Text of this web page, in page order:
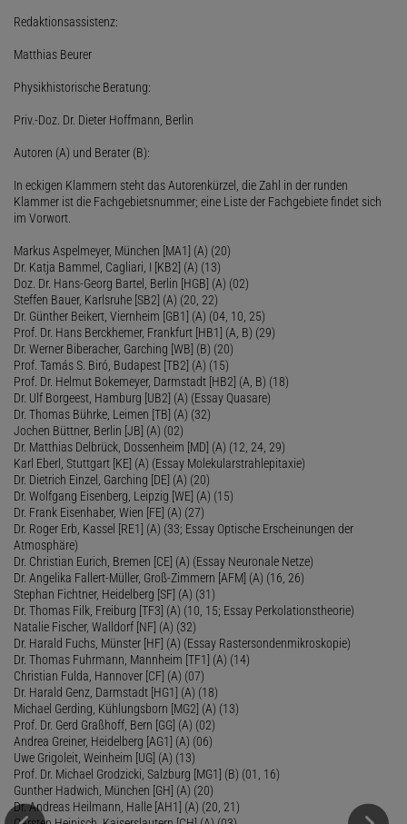
Redaktionsassistenz:
Matthias Beurer
Physikhistorische Beratung:
Priv.-Doz. Dr. Dieter Hoffmann, Berlin
Autoren (A) und Berater (B):
In eckigen Klammern steht das Autorenkürzel, die Zahl in der runden
Klammer ist die Fachgebietsnummer; eine Liste der Fachgebiete findet sich
im Vorwort.
Markus Aspelmeyer, München [MA1] (A) (20)
Dr. Katja Bammel, Cagliari, I [KB2] (A) (13)
Doz. Dr. Hans-Georg Bartel, Berlin [HGB] (A) (02)
Steffen Bauer, Karlsruhe [SB2] (A) (20, 22)
Dr. Günther Beikert, Viernheim [GB1] (A) (04, 10, 25)
Prof. Dr. Hans Berckhemer, Frankfurt [HB1] (A, B) (29)
Dr. Werner Biberacher, Garching [WB] (B) (20)
Prof. Tamás S. Biró, Budapest [TB2] (A) (15)
Prof. Dr. Helmut Bokemeyer, Darmstadt [HB2] (A, B) (18)
Dr. Ulf Borgeest, Hamburg [UB2] (A) (Essay Quasare)
Dr. Thomas Bührke, Leimen [TB] (A) (32)
Jochen Büttner, Berlin [JB] (A) (02)
Dr. Matthias Delbrück, Dossenheim [MD] (A) (12, 24, 29)
Karl Eberl, Stuttgart [KE] (A) (Essay Molekularstrahlepitaxie)
Dr. Dietrich Einzel, Garching [DE] (A) (20)
Dr. Wolfgang Eisenberg, Leipzig [WE] (A) (15)
Dr. Frank Eisenhaber, Wien [FE] (A) (27)
Dr. Roger Erb, Kassel [RE1] (A) (33; Essay Optische Erscheinungen der
Atmosphäre)
Dr. Christian Eurich, Bremen [CE] (A) (Essay Neuronale Netze)
Dr. Angelika Fallert-Müller, Groß-Zimmern [AFM] (A) (16, 26)
Stephan Fichtner, Heidelberg [SF] (A) (31)
Dr. Thomas Filk, Freiburg [TF3] (A) (10, 15; Essay Perkolationstheorie)
Natalie Fischer, Walldorf [NF] (A) (32)
Dr. Harald Fuchs, Münster [HF] (A) (Essay Rastersondenmikroskopie)
Dr. Thomas Fuhrmann, Mannheim [TF1] (A) (14)
Christian Fulda, Hannover [CF] (A) (07)
Dr. Harald Genz, Darmstadt [HG1] (A) (18)
Michael Gerding, Kühlungsborn [MG2] (A) (13)
Prof. Dr. Gerd Graßhoff, Bern [GG] (A) (02)
Andrea Greiner, Heidelberg [AG1] (A) (06)
Uwe Grigoleit, Weinheim [UG] (A) (13)
Prof. Dr. Michael Grodzicki, Salzburg [MG1] (B) (01, 16)
Gunther Hadwich, München [GH] (A) (20)
Dr. Andreas Heilmann, Halle [AH1] (A) (20, 21)